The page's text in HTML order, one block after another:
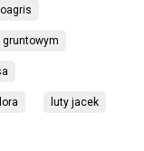
luty jacek